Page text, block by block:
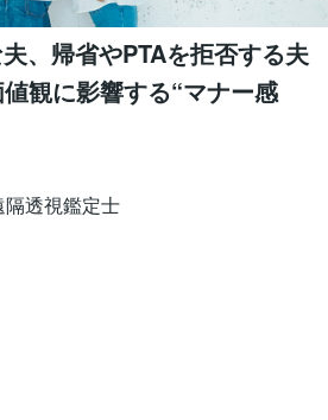
、帰省やPTAを拒否する夫
観に影響する“マナー感
透視鑑定士